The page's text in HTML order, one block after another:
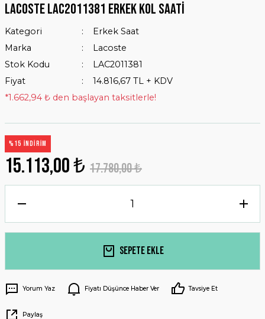
Lacoste LAC2011381 Erkek Kol Saati
Kategori
Erkek Saat
Marka
Lacoste
Stok Kodu
LAC2011381
Fiyat
14.816,67 TL + KDV
*1.662,94 ₺ den başlayan taksitlerle!
%15 İNDİRİM
15.113,00 ₺ 17.780,00 ₺
Sepete Ekle
Yorum Yaz Fiyatı Düşünce Haber Ver Tavsiye Et
Paylaş